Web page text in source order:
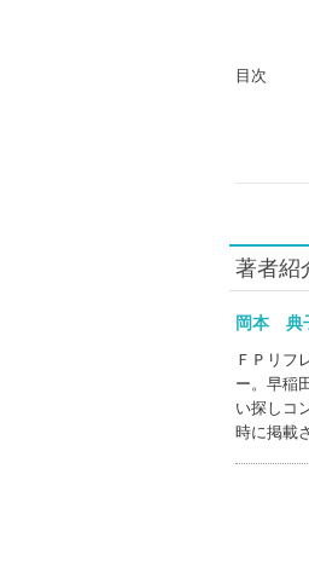
目次
著者紹
岡本
ＦＰリフ
ー。早稲
い探しコ
時に掲載